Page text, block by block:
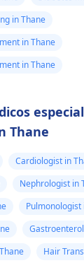
in Thane
in Thane
in Thane
Thane
Cardiologist in
Nephrologist in
Pulmonologist
Hair